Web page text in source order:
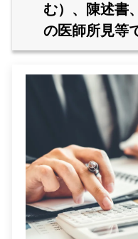
む）、陳述書
の医師所見等